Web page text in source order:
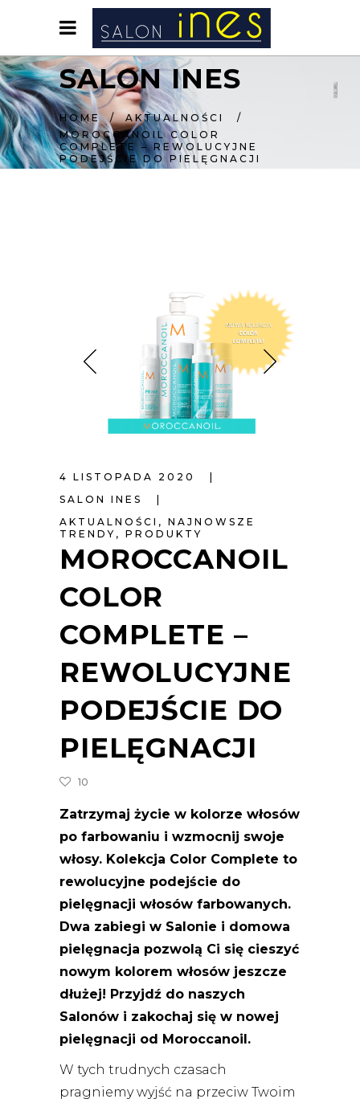
SALON INES
HOME/AKTUALNOŚCI
/
MOROCCANOIL COLOR
COMPLETE – REWOLUCYJNE
PODEJŚCIE DO PIELĘGNACJI
4 LISTOPADA 2020
SALON INES
AKTUALNOŚCI , NAJNOWSZE
TRENDY , PRODUKTY
MOROCCANOIL
COLOR
COMPLETE –
REWOLUCYJNE
PODEJŚCIE DO
PIELĘGNACJI
10
Zatrzymaj życie w kolorze włosów
po farbowaniu i wzmocnij swoje
włosy. Kolekcja Color Complete to
rewolucyjne podejście do
pielęgnacji włosów farbowanych.
Dwa zabiegi w Salonie i domowa
pielęgnacja pozwolą Ci się cieszyć
nowym kolorem włosów jeszcze
dłużej! Przyjdź do naszych
Salonów i zakochaj się w nowej
pielęgnacji od Moroccanoil.
W tych trudnych czasach
pragniemy wyjść na przeciw Twoim